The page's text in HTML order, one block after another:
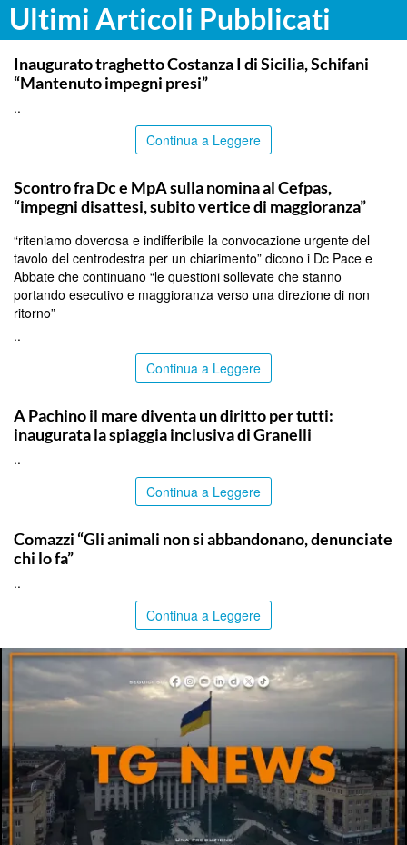
Ultimi Articoli Pubblicati
ITALPRESS
Inaugurato traghetto Costanza I di Sicilia, Schifani
“Mantenuto impegni presi”
..
Continua a Leggere
Scontro fra Dc e MpA sulla nomina al Cefpas,
“impegni disattesi, subito vertice di maggioranza”
“riteniamo doverosa e indifferibile la convocazione urgente del
tavolo del centrodestra per un chiarimento” dicono i Dc Pace e
Abbate che continuano “le questioni sollevate che stanno
portando esecutivo e maggioranza verso una direzione di non
ritorno”
..
Continua a Leggere
A Pachino il mare diventa un diritto per tutti:
inaugurata la spiaggia inclusiva di Granelli
..
Continua a Leggere
Comazzi “Gli animali non si abbandonano, denunciate
chi lo fa”
..
Continua a Leggere